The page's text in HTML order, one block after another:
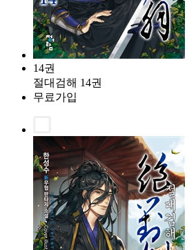
14권
절대검해 14권
무료가입